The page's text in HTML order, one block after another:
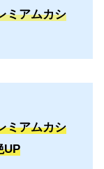
ミアムカシ
ミアムカシ
UP